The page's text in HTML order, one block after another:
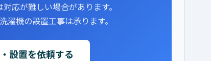
応が難しい場合があります。
濯機の設置工事は承ります。
設置を依頼する